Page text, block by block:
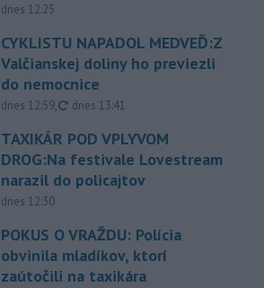
dnes 12:25
CYKLISTU NAPADOL MEDVEĎ:Z
Valčianskej doliny ho previezli
do nemocnice
dnes 12:59, aktualizované
dnes 13:41
TAXIKÁR POD VPLYVOM
DROG:Na festivale Lovestream
narazil do policajtov
dnes 12:30
POKUS O VRAŽDU: Polícia
obvinila mladíkov, ktorí
zaútočili na taxikára